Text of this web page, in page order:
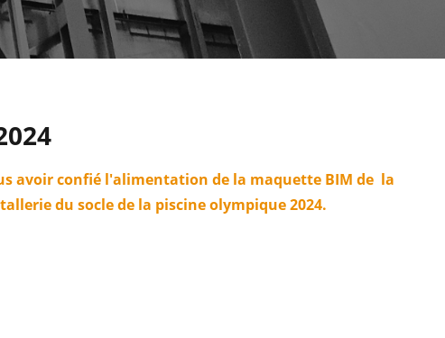
avoir confié l'alimentation de la maquette BIM de la
du socle de la piscine olympique 2024.